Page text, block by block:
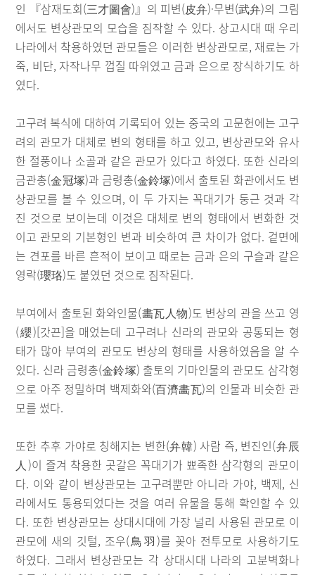
인 『삼재도회(三才圖會)』의 피변(皮弁)·무변(武弁)의 그림
에서도 변상관모의 모습을 짐작할 수 있다. 상고시대 때 우리
나라에서 착용하였던 관모들은 이러한 변상관모로, 재료는 가
죽, 비단, 자작나무 껍질 따위였고 금과 은으로 장식하기도 하
였다.
고구려 복식에 대하여 기록되어 있는 중국의 고문헌에는 고구
려의 관모가 대체로 변의 형태를 하고 있고, 변상관모와 유사
한 절풍이나 소골과 같은 관모가 있다고 하였다. 또한 신라의
금관총(金冠塚)과 금령총(金鈴塚)에서 출토된 화관에서도 변
상관모를 볼 수 있으며, 이 두 가지는 꼭대기가 둥근 것과 각
진 것으로 보이는데 이것은 대체로 변의 형태에서 변화한 것
이고 관모의 기본형인 변과 비슷하여 큰 차이가 없다. 겉면에
는 견포를 바른 흔적이 보이고 때로는 금과 은의 구슬과 같은
영락(瓔珞)도 붙였던 것으로 짐작된다.
부여에서 출토된 화와인물(畵瓦人物)도 변상의 관을 쓰고 영
(纓)[갓끈]을 매었는데 고구려나 신라의 관모와 공통되는 형
태가 많아 부여의 관모도 변상의 형태를 사용하였음을 알 수
있다. 신라 금령총(金鈴塚) 출토의 기마인물의 관모도 삼각형
으로 아주 정밀하며 백제화와(百濟畵瓦)의 인물과 비슷한 관
모를 썼다.
또한 추후 가야로 칭해지는 변한(弁韓) 사람 즉, 변진인(弁辰
人)이 즐겨 착용한 곳갈은 꼭대기가 뾰족한 삼각형의 관모이
다. 이와 같이 변상관모는 고구려뿐만 아니라 가야, 백제, 신
라에서도 통용되었다는 것을 여러 유물을 통해 확인할 수 있
다. 또한 변상관모는 상대시대에 가장 널리 사용된 관모로 이
관모에 새의 깃털, 조우(鳥羽)를 꽂아 전투모로 사용하기도
하였다. 그래서 변상관모는 각 상대시대 나라의 고분벽화나